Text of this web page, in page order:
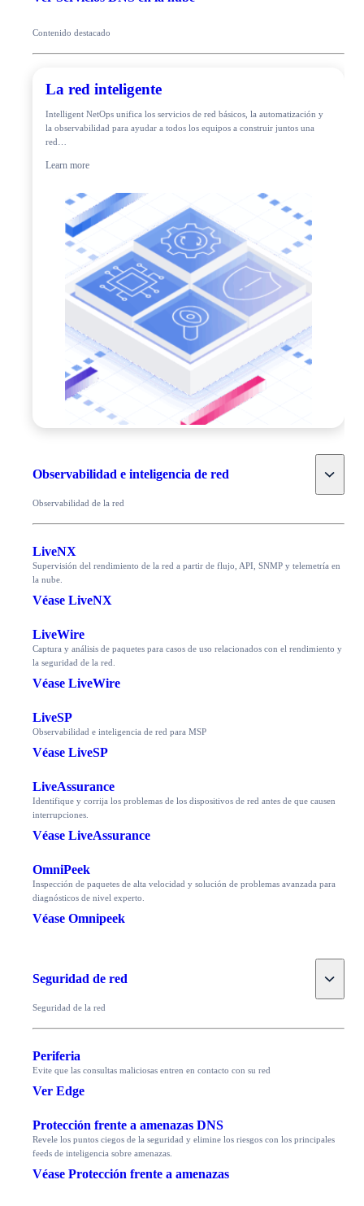
Contenido destacado
La red inteligente
Intelligent NetOps unifica los servicios de red básicos, la automatización y
la observabilidad para ayudar a todos los equipos a construir juntos una
red…
Learn more
Observabilidad e inteligencia de red Toggle
Observabilidad de la red
LiveNX
Supervisión del rendimiento de la red a partir de flujo, API, SNMP y telemetría en
la nube.
Véase LiveNX
LiveWire
Captura y análisis de paquetes para casos de uso relacionados con el rendimiento y
la seguridad de la red.
Véase LiveWire
LiveSP
Observabilidad e inteligencia de red para MSP
Véase LiveSP
LiveAssurance
Identifique y corrija los problemas de los dispositivos de red antes de que causen
interrupciones.
Véase LiveAssurance
OmniPeek
Inspección de paquetes de alta velocidad y solución de problemas avanzada para
diagnósticos de nivel experto.
Véase Omnipeek
Seguridad de red Toggle
Seguridad de la red
Periferia
Evite que las consultas maliciosas entren en contacto con su red
Ver Edge
Protección frente a amenazas DNS
Revele los puntos ciegos de la seguridad y elimine los riesgos con los principales
feeds de inteligencia sobre amenazas.
Véase Protección frente a amenazas